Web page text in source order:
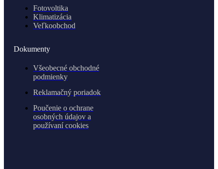
Fotovoltika
Klimatizácia
Veľkoobchod
Dokumenty
Všeobecné obchodné
podmienky
Reklamačný poriadok
Poučenie o ochrane
osobných údajov a
používaní cookies